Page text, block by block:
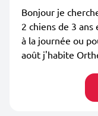
Bonjour je
2 chiens de 3
à la journée ou
août j'habite